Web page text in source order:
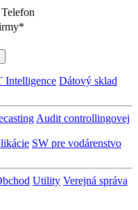
Telefon
*
Intelligence Dátový sklad
Audit controllingovej
SW pre vodárenstvo
Utility Verejná správa